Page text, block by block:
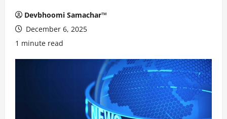
Devbhoomi Samachar™
December 6, 2025
1 minute read